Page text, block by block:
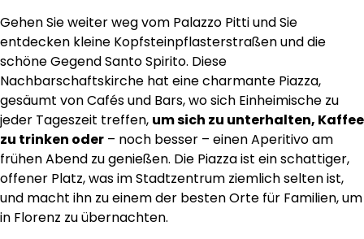
Gehen Sie weiter weg vom Palazzo Pitti und Sie
entdecken kleine Kopfsteinpflasterstraßen und die
schöne Gegend Santo Spirito. Diese
Nachbarschaftskirche hat eine charmante Piazza,
gesäumt von Cafés und Bars, wo sich Einheimische zu
jeder Tageszeit treffen, um sich zu unterhalten, Kaffee
zu trinken oder – noch besser – einen Aperitivo am
frühen Abend zu genießen. Die Piazza ist ein schattiger,
offener Platz, was im Stadtzentrum ziemlich selten ist,
und macht ihn zu einem der besten Orte für Familien, um
in Florenz zu übernachten.